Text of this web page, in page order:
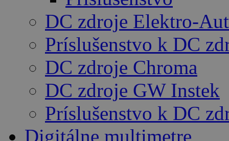
DC zdroje Elektro-
Príslušenstvo k DC
DC zdroje Chroma
DC zdroje GW Instek
Príslušenstvo k DC
Digitálne multimetre